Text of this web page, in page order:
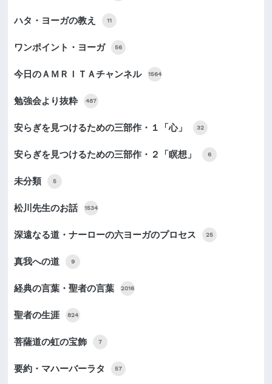
ハタ・ヨーガの教え 11
ワンポイント・ヨーガ 56
今日のＡＭＲＩＴＡチャンネル 1564
勉強会より抜粋 487
安らぎを見つけるための三部作・１「心」 32
安らぎを見つけるための三部作・２「瞑想」 6
未分類 5
松川先生のお話 1534
深遠なる道・ナーローの六ヨーガのプロセス 25
真我への道 9
経典の言葉・聖者の言葉 2016
聖者の生涯 824
菩薩道の虹の宝飾 7
要約・マハーバーラタ 57